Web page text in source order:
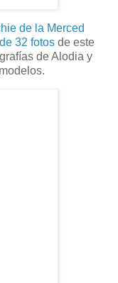
de la Merced
32 fotos de este
de Alodia y